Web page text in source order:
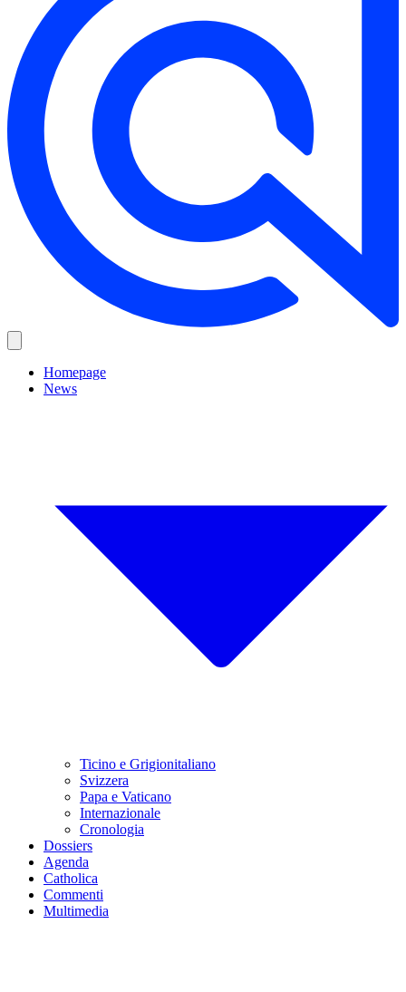
Homepage
News
Ticino e Grigionitaliano
Svizzera
Papa e Vaticano
Internazionale
Cronologia
Dossiers
Agenda
Catholica
Commenti
Multimedia